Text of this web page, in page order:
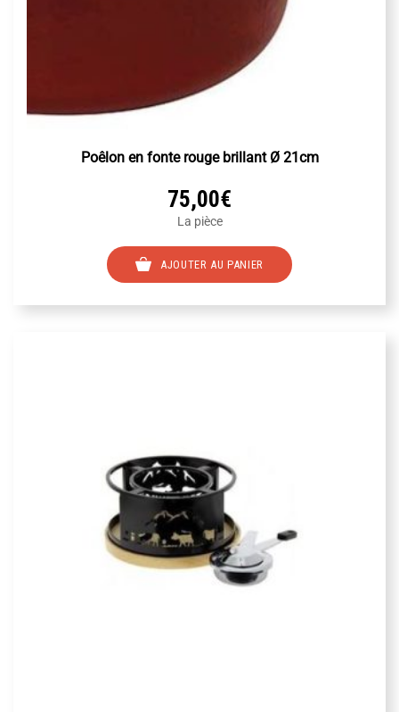
Poêlon en fonte rouge brillant Ø 21cm
75,00€
La pièce
AJOUTER AU PANIER